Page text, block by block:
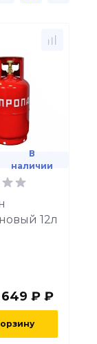
В
наличии
12л
₽ ₽